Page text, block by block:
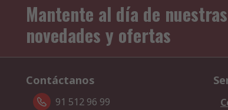
Mantente al día de nuestras
novedades y ofertas
Contáctanos
91 512 96 99